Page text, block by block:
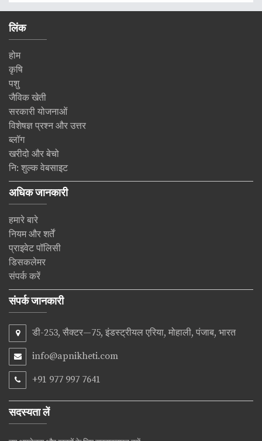
लिंक
होम
कृषि
पशु
जैविक खेती
सरकारी योजनाओं
विशेषज्ञ प्रश्न और उत्तर
ब्लॉग
खरीदो और बेचो
नि: शुल्क वेबसाइट
अधिक जानकारी
हमारे बारे
नियम और शर्तें
प्राइवेट पॉलिसी
डिसकलेमर
संपर्क करें
संपर्क जानकारी
डी-253, सैक्टर—75, इंडस्ट्रीयल एरिया, मोहाली, पंजाब, भारत
info@apnikheti.com
+91 977 997 7641
सदस्यता लें